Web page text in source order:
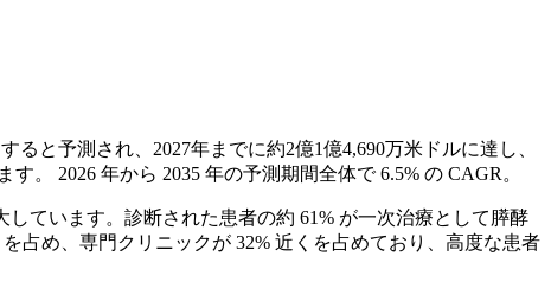
と予測され、2027年までに約2億1億4,690万米ドルに達し、
。 2026 年から 2035 年の予測期間全体で 6.5% の CAGR。
ています。診断された患者の約 61% が一次治療として膵酵
占め、専門クリニックが 32% 近くを占めており、高度な患者